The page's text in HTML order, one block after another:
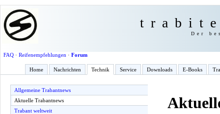
Der
FAQ· Reifenempfehlungen · Forum
Home Nachrichten Technik Service Downloads E-Books
Allgemeine Trabantnews
Aktuelle Trabantnews
Trabant weltweit